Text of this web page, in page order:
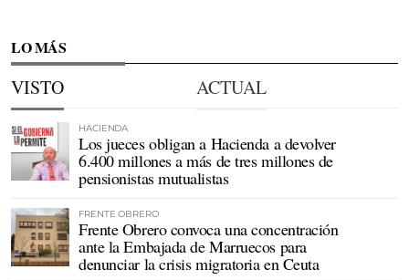
LO MÁS
VISTO ACTUAL
HACIENDA
Los jueces obligan a Hacienda a devolver
6.400 millones a más de tres millones de
pensionistas mutualistas
FRENTE OBRERO
Frente Obrero convoca una concentración
ante la Embajada de Marruecos para
denunciar la crisis migratoria en Ceuta